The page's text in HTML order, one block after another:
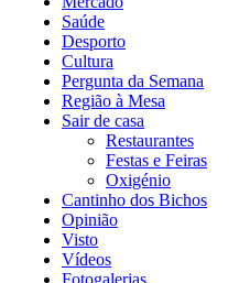
Saúde
Desporto
Cultura
Pergunta da Semana
Região à Mesa
Sair de casa
Restaurantes
Festas e Feiras
Oxigénio
Cantinho dos Bichos
Opinião
Visto
Vídeos
Fotogalerias